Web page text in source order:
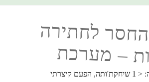
לחתירה
– מערכת
< 1 שיחקת'ותה, הפעם קיצרתי